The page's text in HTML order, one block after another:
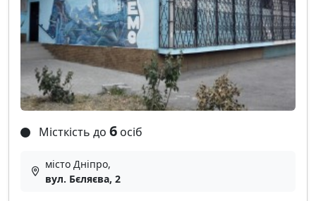
Місткість до 6 осіб
місто Дніпро,
вул. Бєляєва, 2